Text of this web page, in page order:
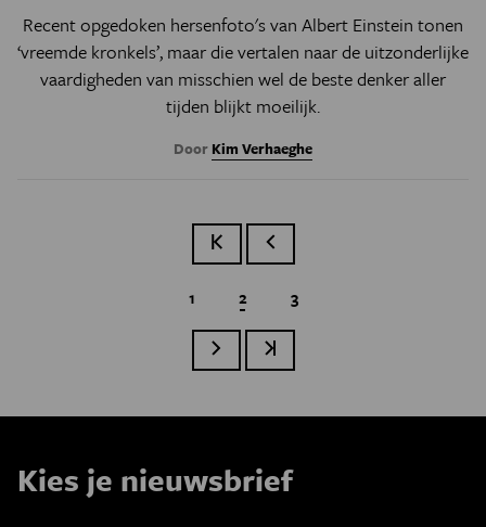
Recent opgedoken hersenfoto's van Albert Einstein tonen
‘vreemde kronkels’, maar die vertalen naar de uitzonderlijke
vaardigheden van misschien wel de beste denker aller
tijden blijkt moeilijk.
Door Kim Verhaeghe
Paginatie
Eerste paginaVorige pagina
Page
1 Huidige pagina
2 Page
3
Volgende paginaLaatste pagina
Kies je nieuwsbrief